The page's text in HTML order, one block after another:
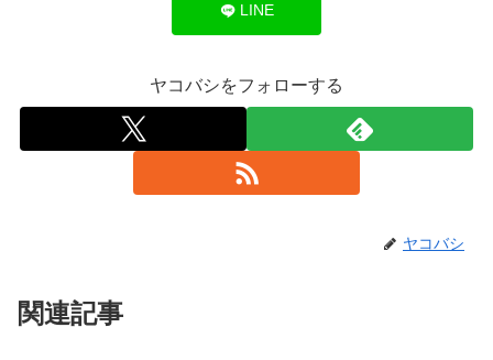
LINE
ヤコバシをフォローする
ヤコバシ
関連記事